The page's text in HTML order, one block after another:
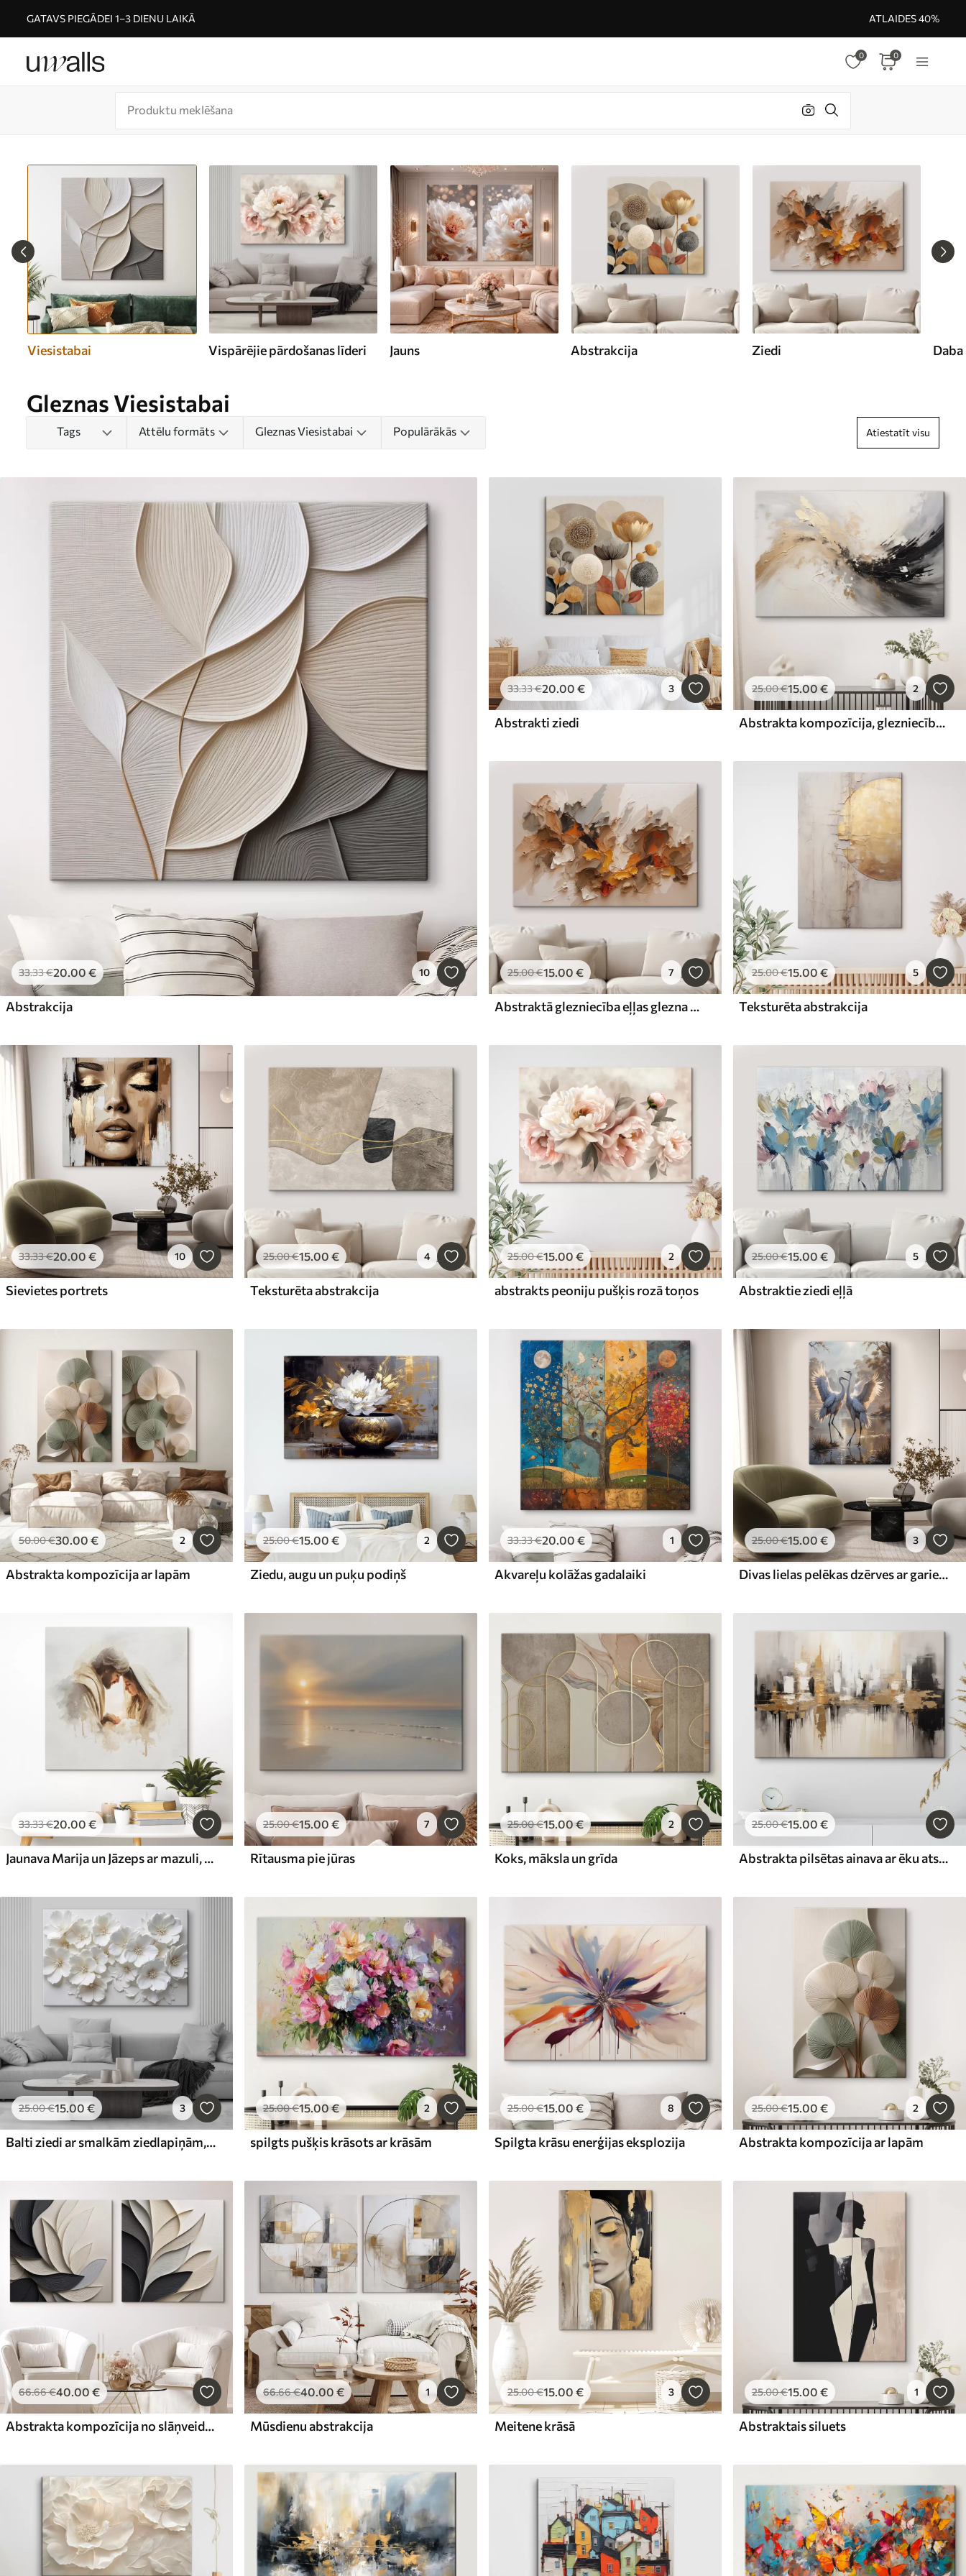
GATAVS PIEGĀDEI 1–3 DIENU LAIKĀ ATLAIDES 40%
0 0
Viesistabai Vispārējie pārdošanas līderi Jauns Abstrakcija Ziedi Daba
Gleznas Viesistabai
Tags Attēlu formāts Gleznas Viesistabai Populārākās Atiestatīt visu
33.33€20.00 € 10
Abstrakcija
33.33€20.00 € 3
Abstrakti ziedi
25.00€15.00 € 2
Abstrakta kompozīcija, glezniecības imitācija
25.00€15.00 € 7
Abstraktā glezniecība eļļas glezna stilā
25.00€15.00 € 5
Teksturēta abstrakcija
33.33€20.00 € 10
Sievietes portrets
25.00€15.00 € 4
Teksturēta abstrakcija
25.00€15.00 € 2
abstrakts peoniju pušķis rozā toņos
25.00€15.00 € 5
Abstraktie ziedi eļļā
50.00€30.00 € 2
Abstrakta kompozīcija ar lapām
25.00€15.00 € 2
Ziedu, augu un puķu podiņš
33.33€20.00 € 1
Akvareļu kolāžas gadalaiki
25.00€15.00 € 3
Divas lielas pelēkas dzērves ar gariem kakliem un izplestiem spārniem stāv miglainā ezerā, ko ieskauj koki
33.33€20.00 €
Jaunava Marija un Jāzeps ar mazuli, akvareļa stilā
25.00€15.00 € 7
Rītausma pie jūras
25.00€15.00€ 2
Koks, māksla un grīda
25.00€15.00 €
Abstrakta pilsētas ainava ar ēku atspīdumiem ūdenī, kas veidota neitrālos toņos ar siltu toņu akcentiem
25.00€15.00 € 3
Balti ziedi ar smalkām ziedlapiņām, kas sakārtotas skaistā ziedu rakstā uz gaiša fona
25.00€15.00€ 2
spilgts pušķis krāsots ar krāsām
25.00€15.00 € 8
Spilgta krāsu enerģijas eksplozija
25.00€15.00 € 2
Abstrakta kompozīcija ar lapām
66.66€40.00 €
Abstrakta kompozīcija no slāņveida lapām, izliektām formām melnā, baltā un smilškrāsā, faktūrmāksla
66.66€40.00 € 1
Mūsdienu abstrakcija
25.00€15.00 € 3
Meitene krāsā
25.00€15.00 € 1
Abstraktais siluets